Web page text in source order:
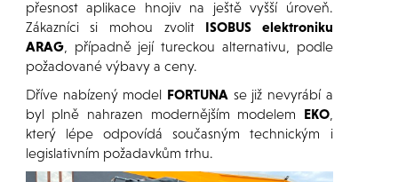
přesnost aplikace hnojiv na ještě vyšší úroveň.
Zákazníci si mohou zvolit ISOBUS elektroniku
ARAG, případně její tureckou alternativu, podle
požadované výbavy a ceny.
Dříve nabízený model FORTUNA se již nevyrábí a
byl plně nahrazen modernějším modelem EKO,
který lépe odpovídá současným technickým i
legislativním požadavkům trhu.